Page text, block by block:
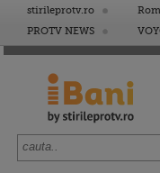
stirileprotv.ro
PROTV NEWS